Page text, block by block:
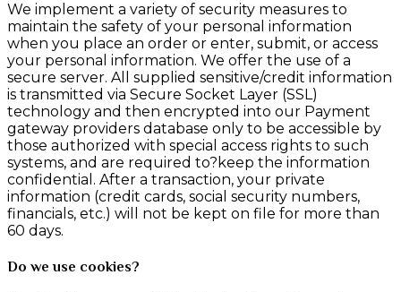
We implement a variety of security measures to
maintain the safety of your personal information
when you place an order or enter, submit, or access
your personal information. We offer the use of a
secure server. All supplied sensitive/credit information
is transmitted via Secure Socket Layer (SSL)
technology and then encrypted into our Payment
gateway providers database only to be accessible by
those authorized with special access rights to such
systems, and are required to?keep the information
confidential. After a transaction, your private
information (credit cards, social security numbers,
financials, etc.) will not be kept on file for more than
60 days.
Do we use cookies?